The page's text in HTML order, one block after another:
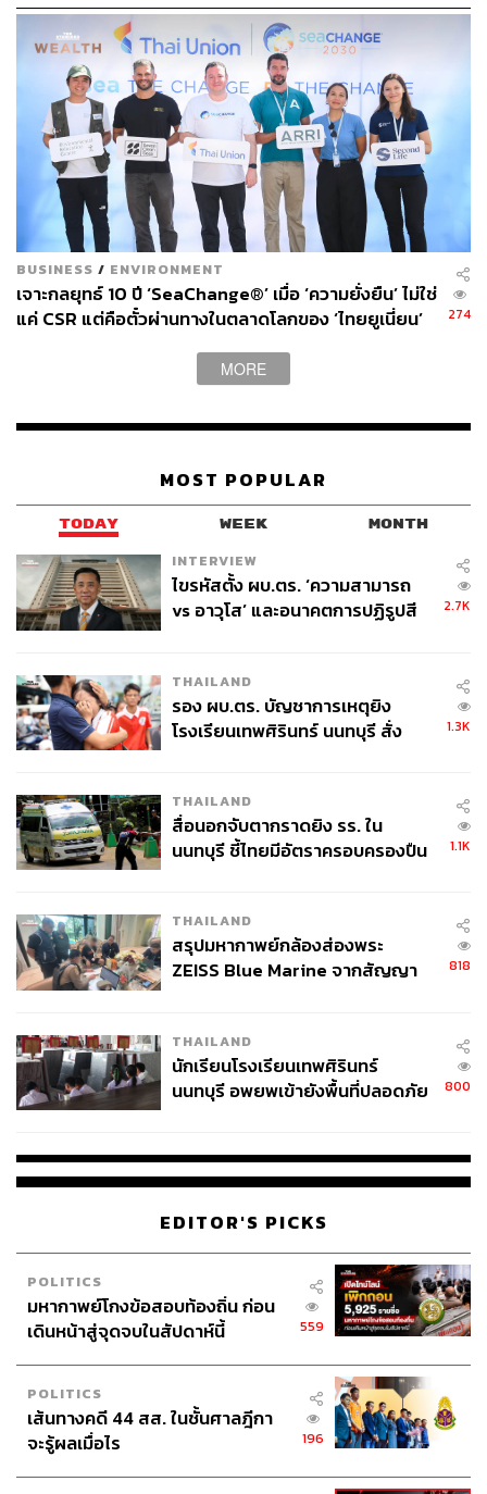
and Damage) เพื่อช่วยฟื้นฟูชุมชนที่ได้รับผลกระทบจากภัย
พิบัติจากสภาพอากาศ แต่ยังไม่มีข้อตกลงเกี่ยวกับวิธีการ
ระดมเงินเข้ากองทุน
นายกรัฐมนตรีบาร์เบโดสได้เสนอให้มีการปฏิรูปธนาคารโลก
และสถาบันระหว่างประเทศอื่นๆ เพื่อสนับสนุนเงินให้กับ
ประเทศกำลังพัฒนาเพิ่มเป็นสามเท่า นอกจากนี้ การประชุม
จะหารือเกี่ยวกับแหล่งรายได้ใหม่ๆ ที่มีศักยภาพ เช่น ภาษีจาก
กิจกรรมที่สร้างคาร์บอนสูง ซึ่งรวมถึงการขนส่งทั่วโลก
ภาพ:Christopher Furlong / Getty Images
อ้างอิง:
www.theguardian.com/environment/2023/jun/19/wea
lth-tax-help-poorer-countries-tackle-climate-crisis-ec
TAGS: Sustain Sustain Update
ภาษีความมั่งคั่ง
การเปลี่ยนแปลงสภาพภูมิอากาศ
นักเศรษฐศาสตร์
105
ABOUT THE AUTHOR
THE STANDARD TEAM
BUSINESS / ENVIRONMENT
เจาะกลยุทธ์ 10 ปี ‘SeaChange®’ เมื่อ ‘ความยั่งยืน’ ไม่ใช่
แค่ CSR แต่คือตั๋วผ่านทางในตลาดโลกของ ‘ไทยยูเนี่ยน’
274
MORE
MOST POPULAR
TODAY WEEK MONTH
INTERVIEW
ไขรหัสตั้ง ผบ.ตร. ‘ความสามารถ
vs อาวุโส’ และอนาคตการปฏิรูปสี
2.7K
THAILAND
รอง ผบ.ตร. บัญชาการเหตุยิง
โรงเรียนเทพศิรินทร์ นนทบุรี สั่ง
1.3K
THAILAND
สื่อนอกจับตากราดยิง รร. ใน
นนทบุรี ชี้ไทยมีอัตราครอบครองปืน
1.1K
THAILAND
สรุปมหากาพย์กล้องส่องพระ
ZEISS Blue Marine จากสัญญา
จ่ายหนี้-แอบระบุแบรนด์
818
THAILAND
นักเรียนโรงเรียนเทพศิรินทร์
นนทบุรี อพยพเข้ายังพื้นที่ปลอดภัย
800
EDITOR'S PICKS
POLITICS
มหากาพย์โกงข้อสอบท้องถิ่น ก่อน
เดินหน้าสู่จุดจบในสัปดาห์นี้
559
POLITICS
เส้นทางคดี 44 สส. ในชั้นศาลฎีกา
จะรู้ผลเมื่อไร
196